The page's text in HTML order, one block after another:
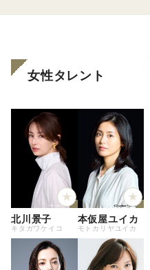
女性タレント
北川景子
キタガワケイコ
本仮屋ユイカ
モトカリヤユイカ